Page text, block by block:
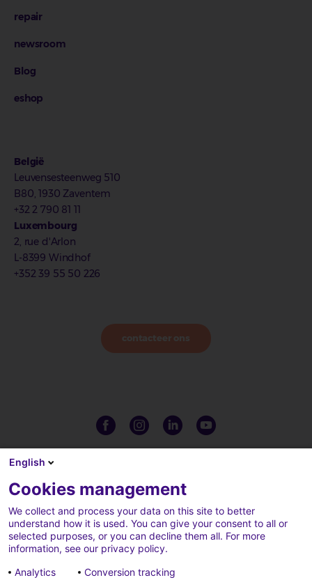
repair
newsroom
Blog
eshop
België
Leuvensesteenweg 510
B80, 1930 Zaventem
+32 2 790 81 11
Luxembourg
2, rue d'Arlon
L-8399 Windhof
+352 39 55 50 226
contacteer ons
English
Cookies management
We collect and process your data on this site to better
understand how it is used. You can give your consent to all or
selected purposes, or you can decline them all. For more
information, see our privacy policy.
Analytics
Conversion tracking